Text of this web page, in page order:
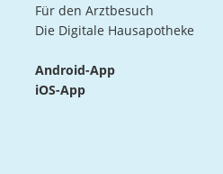
Für den Arztbesuch
Die Digitale Hausapotheke
Android-App
iOS-App